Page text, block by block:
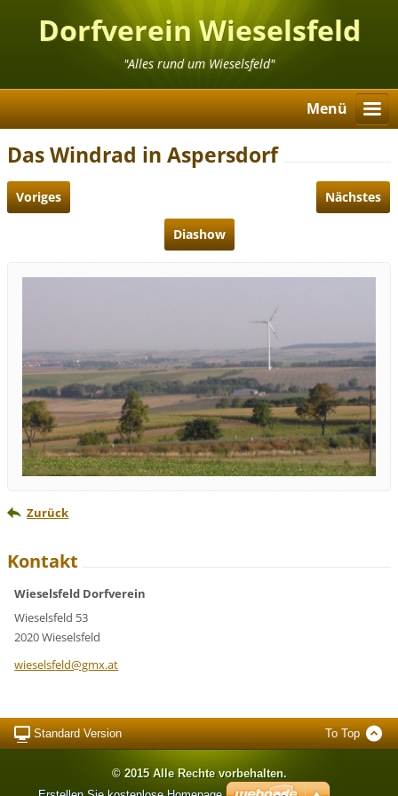
Dorfverein Wieselsfeld
"Alles rund um Wieselsfeld"
Menü
Das Windrad in Aspersdorf
Voriges Nächstes
Diashow
Zurück
Kontakt
Wieselsfeld Dorfverein
Wieselsfeld 53
2020 Wieselsfeld
wieselsfeld@gmx.at
Standard Version To Top
© 2015 Alle Rechte vorbehalten.